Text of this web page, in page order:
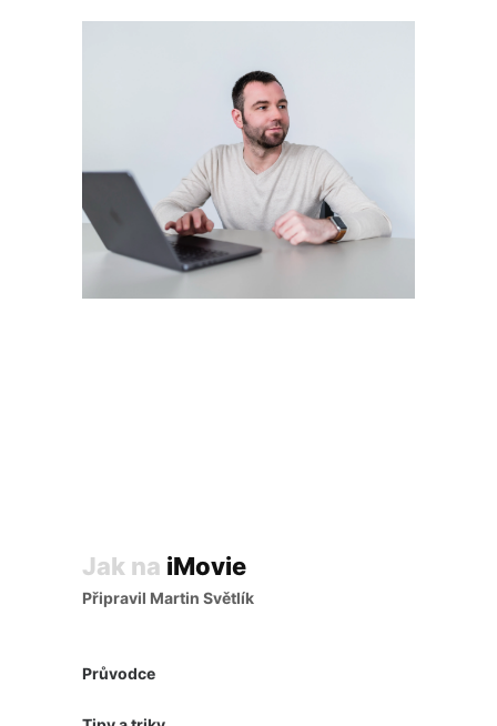
Jak na iMovie
Připravil Martin Světlík
Průvodce